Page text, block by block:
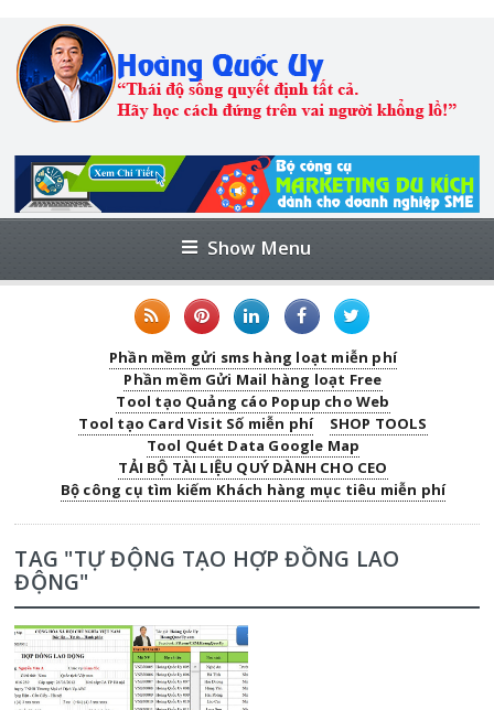
Show Menu
Phần mềm gửi sms hàng loạt miễn phí
Phần mềm Gửi Mail hàng loạt Free
Tool tạo Quảng cáo Popup cho Web
Tool tạo Card Visit Số miễn phí
SHOP TOOLS
Tool Quét Data Google Map
TẢI BỘ TÀI LIỆU QUÝ DÀNH CHO CEO
Bộ công cụ tìm kiếm Khách hàng mục tiêu miễn phí
TAG "TỰ ĐỘNG TẠO HỢP ĐỒNG LAO
ĐỘNG"